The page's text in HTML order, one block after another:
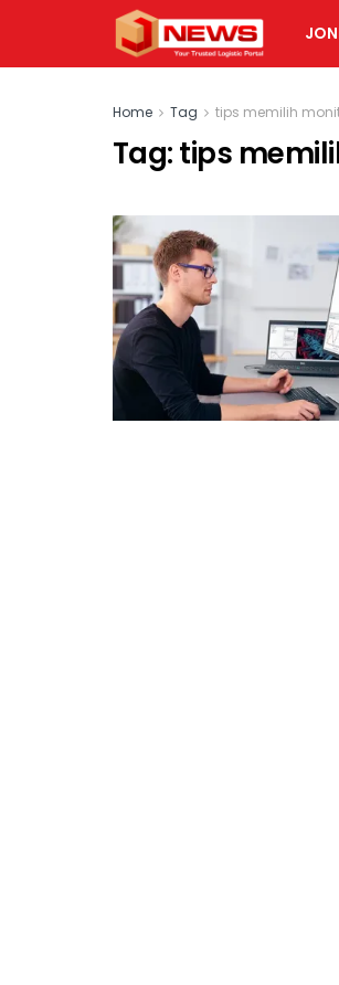
Home Tag tips memilih
Tag:tips